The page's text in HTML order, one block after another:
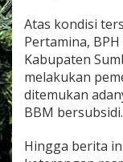
Atas kondisi
Pertamina,
Kabupaten
melakukan
ditemukan
BBM bersubsidi.
Hingga berita